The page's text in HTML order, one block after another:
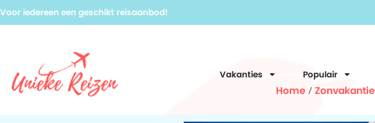
Voor iedereen een geschikt reisaanbod!
Vakanties Populair
Home / Zonvakantie